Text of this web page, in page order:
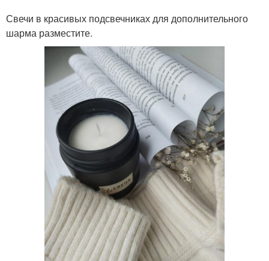
Свечи в красивых подсвечниках для дополнительного
шарма разместите.